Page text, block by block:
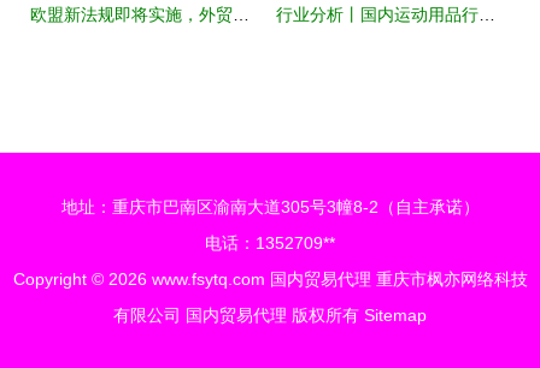
地址：重庆市巴南区渝南大道305号3幢8-2（自主承诺）
电话：1352709**
Copyright © 2026 www.fsytq.com 国内贸易代理 重庆市枫亦网络科技
有限公司 国内贸易代理 版权所有 Sitemap